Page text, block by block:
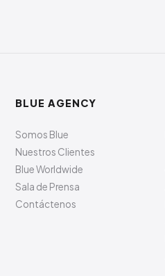
BLUE AGENCY
Somos Blue
Nuestros Clientes
Blue Worldwide
Sala de Prensa
Contáctenos